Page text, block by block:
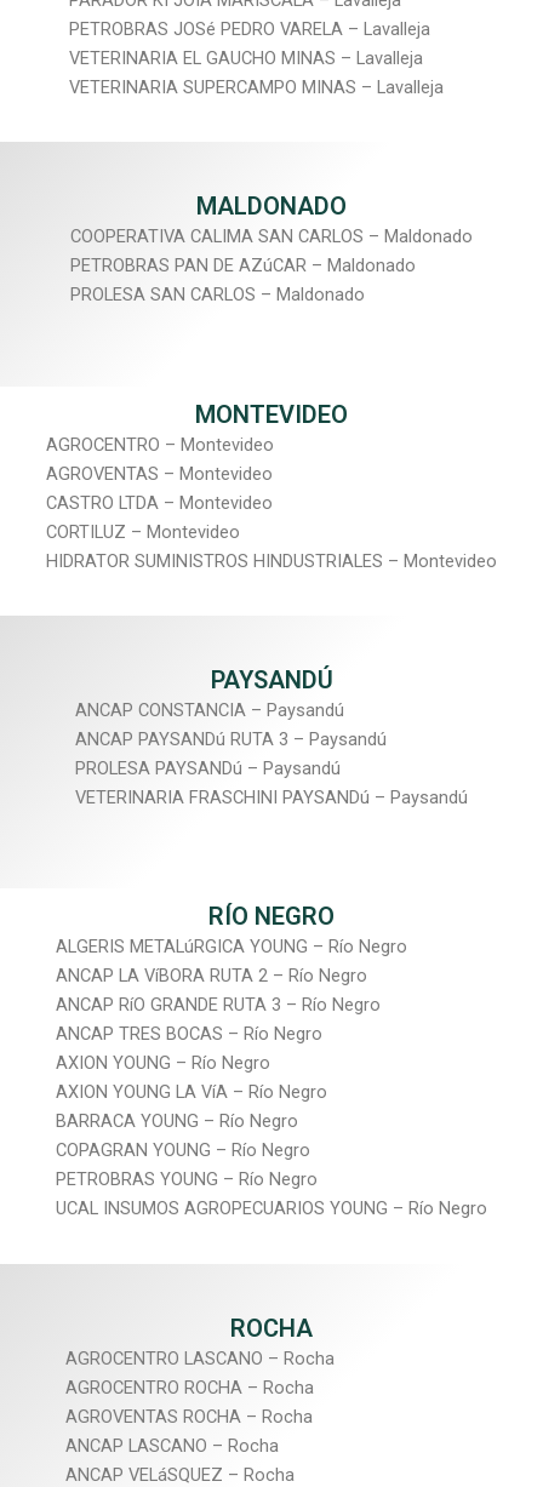
PETROBRAS JOSé PEDRO VARELA – Lavalleja
VETERINARIA EL GAUCHO MINAS – Lavalleja
VETERINARIA SUPERCAMPO MINAS – Lavalleja
MALDONADO
COOPERATIVA CALIMA SAN CARLOS – Maldonado
PETROBRAS PAN DE AZúCAR – Maldonado
PROLESA SAN CARLOS – Maldonado
MONTEVIDEO
AGROCENTRO – Montevideo
AGROVENTAS – Montevideo
CASTRO LTDA – Montevideo
CORTILUZ – Montevideo
HIDRATOR SUMINISTROS HINDUSTRIALES – Montevideo
PAYSANDÚ
ANCAP CONSTANCIA – Paysandú
ANCAP PAYSANDú RUTA 3 – Paysandú
PROLESA PAYSANDú – Paysandú
VETERINARIA FRASCHINI PAYSANDú – Paysandú
RÍO NEGRO
ALGERIS METALúRGICA YOUNG – Río Negro
ANCAP LA VíBORA RUTA 2 – Río Negro
ANCAP RíO GRANDE RUTA 3 – Río Negro
ANCAP TRES BOCAS – Río Negro
AXION YOUNG – Río Negro
AXION YOUNG LA VíA – Río Negro
BARRACA YOUNG – Río Negro
COPAGRAN YOUNG – Río Negro
PETROBRAS YOUNG – Río Negro
UCAL INSUMOS AGROPECUARIOS YOUNG – Río Negro
ROCHA
AGROCENTRO LASCANO – Rocha
AGROCENTRO ROCHA – Rocha
AGROVENTAS ROCHA – Rocha
ANCAP LASCANO – Rocha
ANCAP VELáSQUEZ – Rocha